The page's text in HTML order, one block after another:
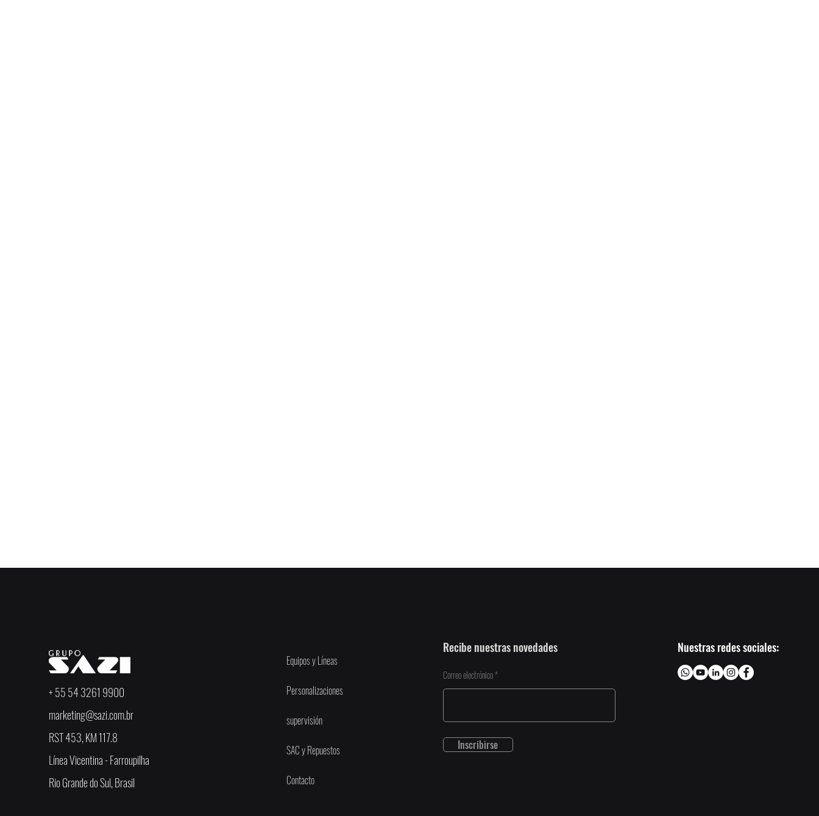
+ 55 54 3261 9900
marketing@sazi.com.br
RST 453, KM 117.8
Línea Vicentina - Farroupilha
Rio Grande do Sul, Brasil
Equipos y Líneas
Personalizaciones
supervisión
SAC y Repuestos
Contacto
Recibe nuestras novedades
Correo electrónico
Inscribirse
Nuestras redes sociales: